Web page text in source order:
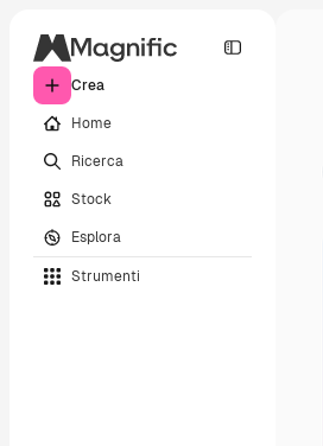
Crea
Home
Ricerca
Stock
Esplora
Strumenti